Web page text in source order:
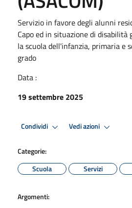
Servizio in favore degli alunni
Capo ed in situazione di
la scuola dell'infanzia, primaria e
grado
Data :
19 settembre 2025
Condividi Vedi azioni
Categorie:
Scuola
Servizi
Argomenti: